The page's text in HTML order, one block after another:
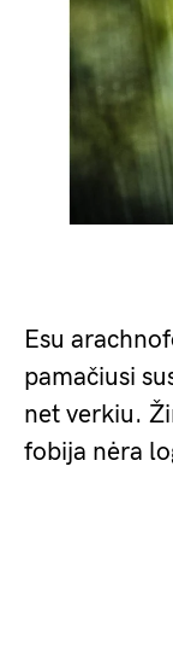
Esu
pamačiusi
net verkiu.
fobija nėra